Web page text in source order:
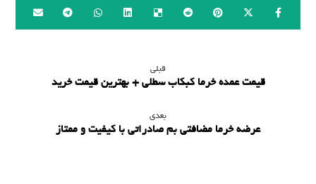
قبلی
قیمت عمده خرما کبکاب سطلی + بهترین قیمت خرید
بعدی
عرضه خرما مضافتی بم صادراتی با کیفیت و ممتاز